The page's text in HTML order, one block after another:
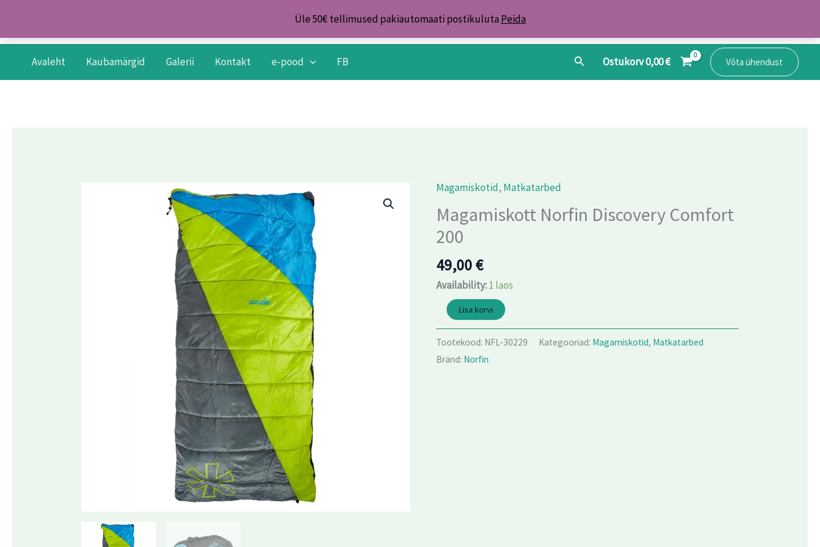
Üle 50€ tellimused pakiautomaati postikuluta Peida
content
Avaleht
Kaubamärgid Galerii Kontakt e-pood FB SearchOstukorv0,00€ Võta ühendust
Magamiskotid, Matkatarbed
Magamiskott Norfin Discovery Comfort
200
49,00€
Availability:1 laos
Magamiskott
Norfin
Discovery
Comfort
200
kogus
Lisa korvi
Tootekood: NFL-30229 Kategooriad: Magamiskotid, Matkatarbed
Bränd: Norfin